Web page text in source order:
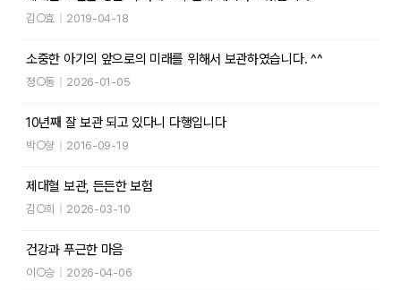
김○효 2019-04-18
소중한 아기의 앞으로의 미래를 위해서 보관하였습니다. ^^
정○동 2026-01-05
10년째 잘 보관 되고 있다니 다행입니다
박○향 2016-09-19
제대혈 보관, 든든한 보험
김○희 2026-03-10
건강과 푸근한 마음
이○승 2026-04-06